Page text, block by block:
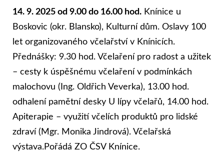
14. 9. 2025 od 9.00 do 16.00 hod. Knínice u
Boskovic (okr. Blansko), Kulturní dům. Oslavy 100
let organizovaného včelařství v Knínicích.
Přednášky: 9.30 hod. Včelaření pro radost a užitek
– cesty k úspěšnému včelaření v podmínkách
malochovu (Ing. Oldřich Veverka), 13.00 hod.
odhalení pamětní desky U lípy včelařů, 14.00 hod.
Apiterapie – využití včelích produktů pro lidské
zdraví (Mgr. Monika Jindrová). Včelařská
výstava.Pořádá ZO ČSV Knínice.